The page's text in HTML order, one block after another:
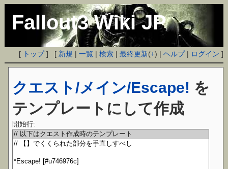
Fallout3 Wiki JP
[ トップ] [ 新規 |一覧 |検索 |最終更新(+) |ヘルプ| ログイン ]
クエスト/メイン/Escape! を
テンプレートにして作成
開始行: